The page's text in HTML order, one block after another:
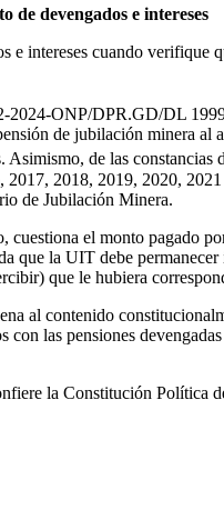
de devengados e intereses
intereses cuando
2024-ONP/DPR.GD/DL
de jubilación minera al
de las
2018, 2019, 2020,
de Jubilación Minera.
cuestiona el monto
que la UIT debe
que le hubiera
al contenido
las pensiones
la Constitución Política